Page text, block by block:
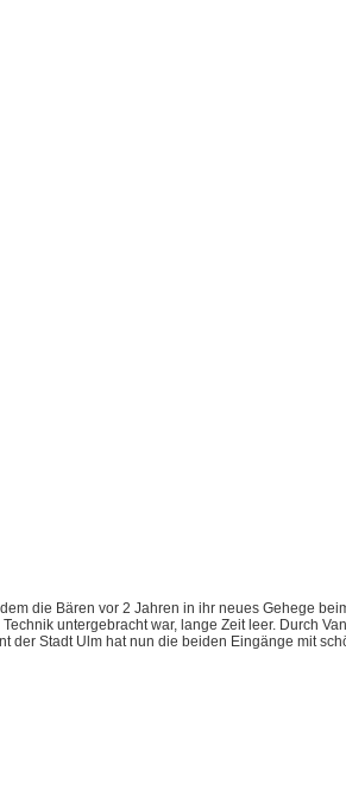
die Bären vor 2 Jahren in ihr neues Gehege
untergebracht war, lange Zeit leer. Durch
der Stadt Ulm hat nun die beiden Eingänge mit